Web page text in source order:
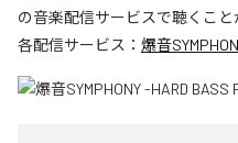
の音楽配信サービスで聴くこと
各配信サービス： 爆音